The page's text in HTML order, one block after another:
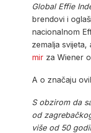
Global Effie
brendovi i
nacionalnom
zemalja
mir za Wiener
A o značaju
S obzirom da
od
više od 50